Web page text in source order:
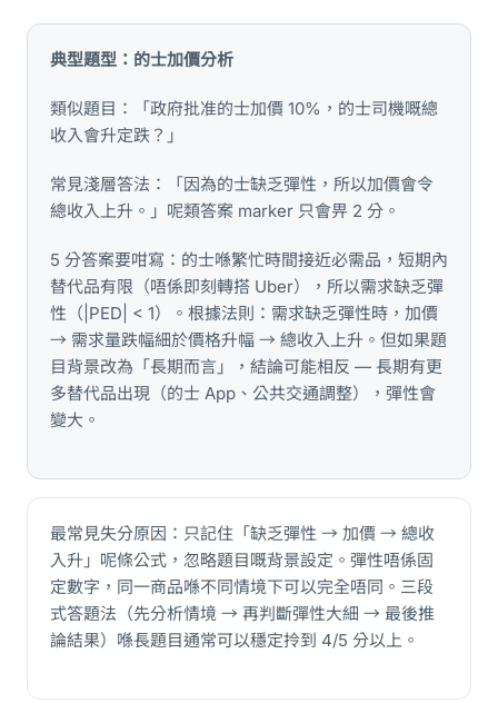
典型題型：的士加價分析
類似題目：「政府批准的士加價 10%，的士司機嘅總
收入會升定跌？」
常見淺層答法：「因為的士缺乏彈性，所以加價會令
總收入上升。」呢類答案 marker 只會畀 2 分。
5 分答案要咁寫：的士喺繁忙時間接近必需品，短期內
替代品有限（唔係即刻轉搭 Uber），所以需求缺乏彈
性（|PED| < 1）。根據法則：需求缺乏彈性時，加價
→ 需求量跌幅細於價格升幅 → 總收入上升。但如果題
目背景改為「長期而言」，結論可能相反 — 長期有更
多替代品出現（的士 App、公共交通調整），彈性會
變大。
最常見失分原因：只記住「缺乏彈性 → 加價 → 總收
入升」呢條公式，忽略題目嘅背景設定。彈性唔係固
定數字，同一商品喺不同情境下可以完全唔同。三段
式答題法（先分析情境 → 再判斷彈性大細 → 最後推
論結果）喺長題目通常可以穩定拎到 4/5 分以上。